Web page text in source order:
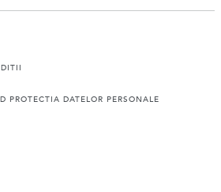
PROTECTIA DATELOR PERSONALE